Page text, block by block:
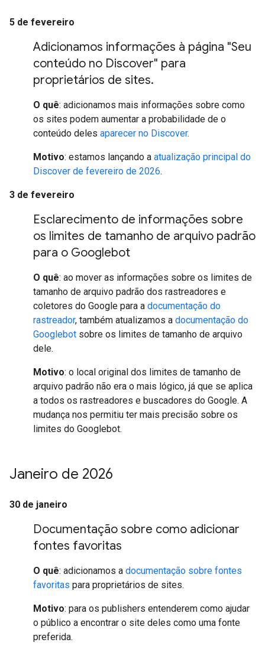
5 de fevereiro
Adicionamos informações à página "Seu
conteúdo no Discover" para
proprietários de sites.
O quê: adicionamos mais informações sobre como
os sites podem aumentar a probabilidade de o
conteúdo deles aparecer no Discover.
Motivo: estamos lançando a atualização principal do
Discover de fevereiro de 2026.
3 de fevereiro
Esclarecimento de informações sobre
os limites de tamanho de arquivo padrão
para o Googlebot
O quê: ao mover as informações sobre os limites de
tamanho de arquivo padrão dos rastreadores e
coletores do Google para a documentação do
rastreador, também atualizamos a documentação do
Googlebot sobre os limites de tamanho de arquivo
dele.
Motivo: o local original dos limites de tamanho de
arquivo padrão não era o mais lógico, já que se aplica
a todos os rastreadores e buscadores do Google. A
mudança nos permitiu ter mais precisão sobre os
limites do Googlebot.
Janeiro de 2026
30 de janeiro
Documentação sobre como adicionar
fontes favoritas
O quê: adicionamos a documentação sobre fontes
favoritas para proprietários de sites.
Motivo: para os publishers entenderem como ajudar
o público a encontrar o site deles como uma fonte
preferida.